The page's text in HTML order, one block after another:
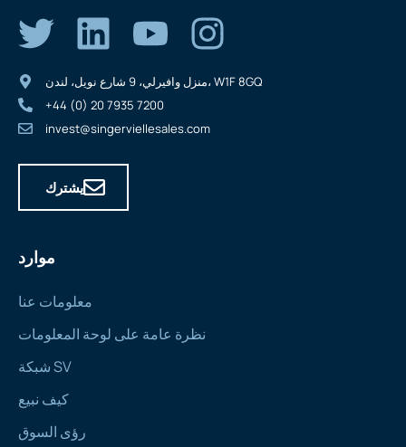
موارد
معلومات عنا
نظرة عامة على لوحة المعلومات
شبكة SV
كيف نبيع
رؤى السوق
منزل وافيرلي، 9 شارع نويل، لندن، W1F 8GQ
+44 (0) 20 7935 7200
invest@singerviellesales.com
يشترك